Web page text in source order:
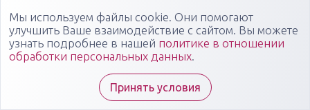
Мы используем файлы cookie. Они помогают
улучшить Ваше взаимодействие с сайтом. Вы можете
узнать подробнее в нашей политике в отношении
обработки персональных данных.
Принять условия